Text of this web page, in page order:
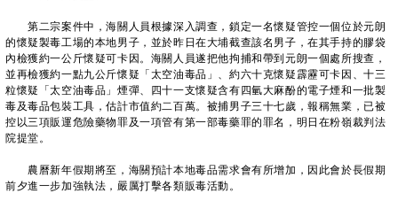
第二宗案件中，海關人員根據深入調查，鎖定一名懷疑管控一個位於元朗
的懷疑製毒工場的本地男子，並於昨日在大埔截查該名男子，在其手持的膠袋
內檢獲約一公斤懷疑可卡因。海關人員遂把他拘捕和帶到元朗一個處所搜查，
並再檢獲約一點九公斤懷疑「太空油毒品」、約六十克懷疑霹靂可卡因、十三
粒懷疑「太空油毒品」煙彈、四十一支懷疑含有四氫大麻酚的電子煙和一批製
毒及毒品包裝工具，估計市值約二百萬。被捕男子三十七歲，報稱無業，已被
控以三項販運危險藥物罪及一項管有第一部毒藥罪的罪名，明日在粉嶺裁判法
院提堂。
農曆新年假期將至，海關預計本地毒品需求會有所增加，因此會於長假期
前夕進一步加強執法，嚴厲打擊各類販毒活動。